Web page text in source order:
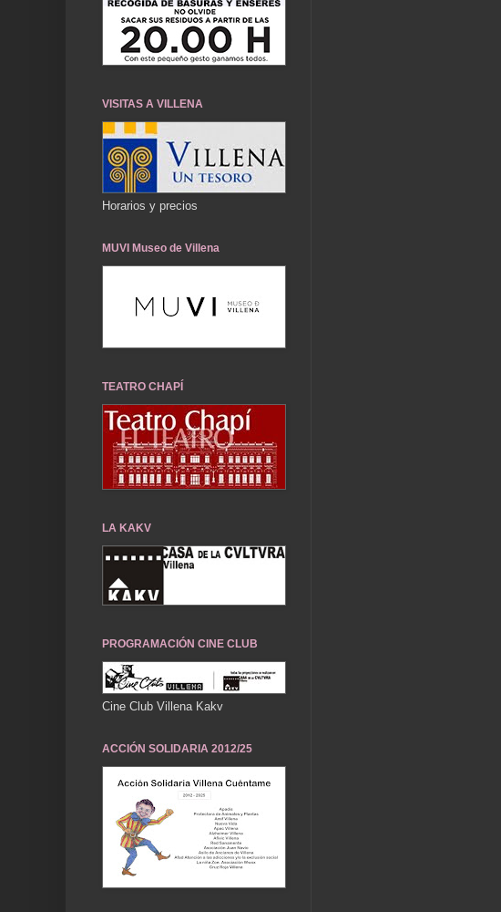
VISITAS A VILLENA
Horarios y precios
MUVI Museo de Villena
TEATRO CHAPÍ
LA KAKV
PROGRAMACIÓN CINE CLUB
Cine Club Villena Kakv
ACCIÓN SOLIDARIA 2012/25